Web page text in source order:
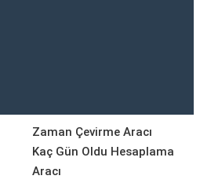
Zaman Çevirme Aracı
Kaç Gün Oldu Hesaplama
Aracı